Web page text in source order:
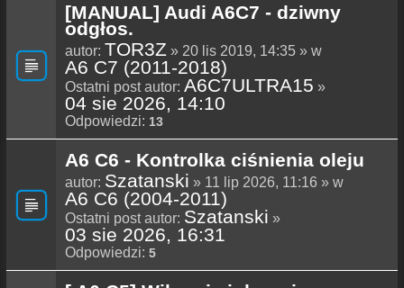
[MANUAL] Audi A6C7 - dziwny
odgłos.
autor: TOR3Z » 20 lis 2019, 14:35 » w
A6 C7 (2011-2018)
Ostatni post autor: A6C7ULTRA15 »
04 sie 2026, 14:10
Odpowiedzi: 13
A6 C6 - Kontrolka ciśnienia oleju
autor: Szatanski » 11 lip 2026, 11:16 » w
A6 C6 (2004-2011)
Ostatni post autor: Szatanski »
03 sie 2026, 16:31
Odpowiedzi: 5